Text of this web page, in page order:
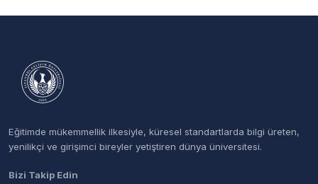
Eğitimde mükemmellik ilkesiyle, küresel standartlarda bilgi üreten,
yenilikçi ve girişimci bireyler yetiştiren dünya üniversitesi.
Bizi Takip Edin